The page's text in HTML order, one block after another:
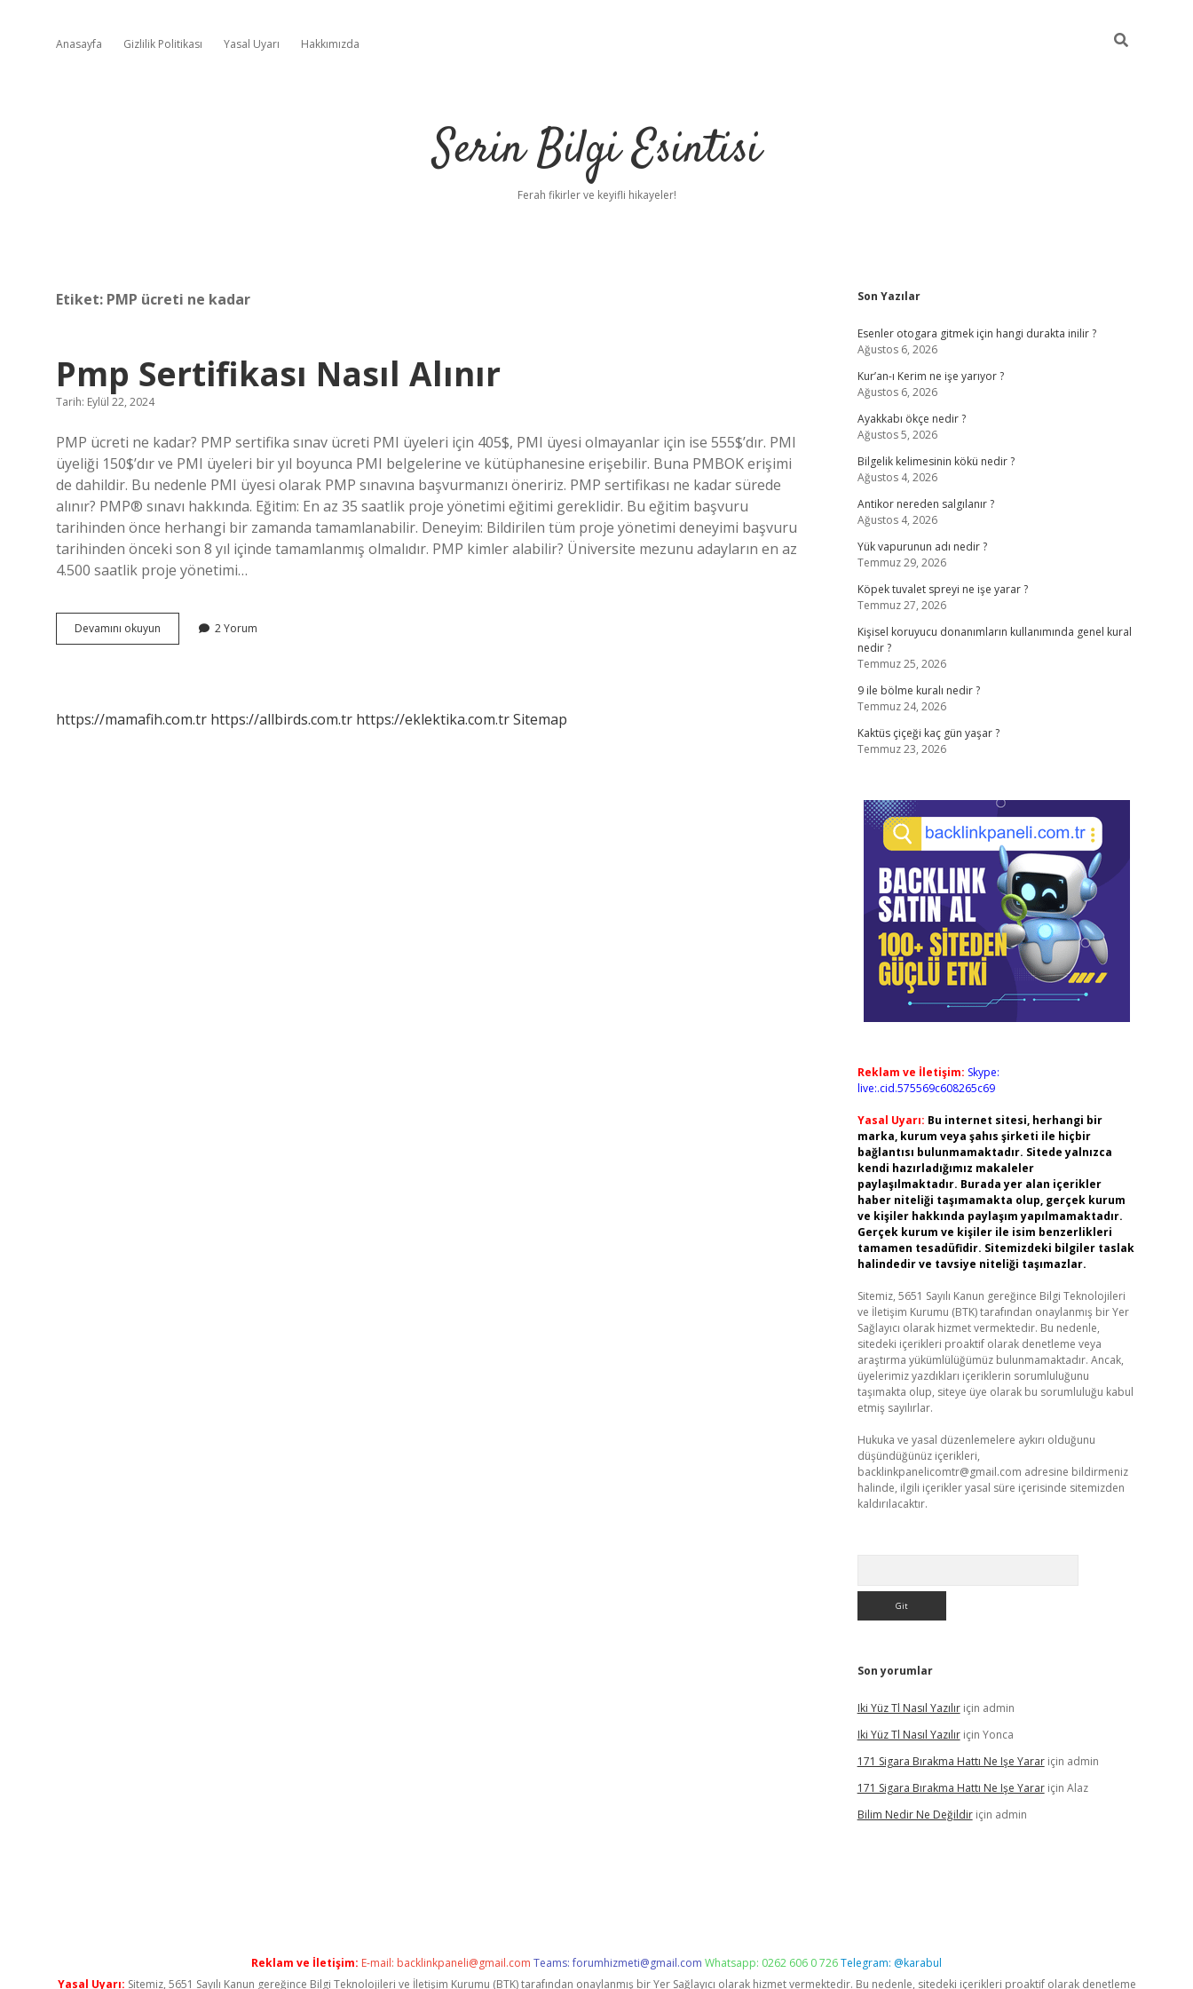
Anasayfa Gizlilik Politikası Yasal Uyarı Hakkımızda
Serin Bilgi Esintisi
Ferah fikirler ve keyifli hikayeler!
Etiket: PMP ücreti ne kadar
Pmp Sertifikası Nasıl Alınır
Tarih: Eylül 22, 2024
PMP ücreti ne kadar? PMP sertifika sınav ücreti PMI üyeleri için 405$, PMI üyesi olmayanlar için ise 555$’dır. PMI
üyeliği 150$’dır ve PMI üyeleri bir yıl boyunca PMI belgelerine ve kütüphanesine erişebilir. Buna PMBOK erişimi
de dahildir. Bu nedenle PMI üyesi olarak PMP sınavına başvurmanızı öneririz. PMP sertifikası ne kadar sürede
alınır? PMP® sınavı hakkında. Eğitim: En az 35 saatlik proje yönetimi eğitimi gereklidir. Bu eğitim başvuru
tarihinden önce herhangi bir zamanda tamamlanabilir. Deneyim: Bildirilen tüm proje yönetimi deneyimi başvuru
tarihinden önceki son 8 yıl içinde tamamlanmış olmalıdır. PMP kimler alabilir? Üniversite mezunu adayların en az
4.500 saatlik proje yönetimi…
Devamını okuyun
Sertifikası
2 Yorum
https://mamafih.com.tr https://allbirds.com.tr https://eklektika.com.trSitemap
Sidebar
Son Yazılar
Esenler otogara gitmek için hangi durakta inilir ?
Ağustos 6, 2026
Kur’an-ı Kerim ne işe yarıyor ?
Ağustos 6, 2026
Ayakkabı ökçe nedir ?
Ağustos 5, 2026
Bilgelik kelimesinin kökü nedir ?
Ağustos 4, 2026
Antikor nereden salgılanır ?
Ağustos 4, 2026
Yük vapurunun adı nedir ?
Temmuz 29, 2026
Köpek tuvalet spreyi ne işe yarar ?
Temmuz 27, 2026
Kişisel koruyucu donanımların kullanımında genel kural
nedir ?
Temmuz 25, 2026
9 ile bölme kuralı nedir ?
Temmuz 24, 2026
Kaktüs çiçeği kaç gün yaşar ?
Temmuz 23, 2026
Reklam ve İletişim: Skype:
live:.cid.575569c608265c69
Yasal Uyarı: Bu internet sitesi, herhangi bir
marka, kurum veya şahıs şirketi ile hiçbir
bağlantısı bulunmamaktadır. Sitede yalnızca
kendi hazırladığımız makaleler
paylaşılmaktadır. Burada yer alan içerikler
haber niteliği taşımamakta olup, gerçek kurum
ve kişiler hakkında paylaşım yapılmamaktadır.
Gerçek kurum ve kişiler ile isim benzerlikleri
tamamen tesadüfidir. Sitemizdeki bilgiler taslak
halindedir ve tavsiye niteliği taşımazlar.
Sitemiz, 5651 Sayılı Kanun gereğince Bilgi Teknolojileri
ve İletişim Kurumu (BTK) tarafından onaylanmış bir Yer
Sağlayıcı olarak hizmet vermektedir. Bu nedenle,
sitedeki içerikleri proaktif olarak denetleme veya
araştırma yükümlülüğümüz bulunmamaktadır. Ancak,
üyelerimiz yazdıkları içeriklerin sorumluluğunu
taşımakta olup, siteye üye olarak bu sorumluluğu kabul
etmiş sayılırlar.
Hukuka ve yasal düzenlemelere aykırı olduğunu
düşündüğünüz içerikleri,
backlinkpanelicomtr@gmail.com adresine bildirmeniz
halinde, ilgili içerikler yasal süre içerisinde sitemizden
kaldırılacaktır.
Son yorumlar
Iki Yüz Tl Nasıl Yazılıriçin admin
Iki Yüz Tl Nasıl Yazılıriçin Yonca
171 Sigara Bırakma Hattı Ne Işe Yarariçin admin
171 Sigara Bırakma Hattı Ne Işe Yarariçin Alaz
Bilim Nedir Ne Değildiriçin admin
Reklam ve İletişim: E-mail: backlinkpaneli@gmail.com Teams:forumhizmeti@gmail.com Whatsapp: 0262 606 0 726Telegram: @karabul
Yasal Uyarı: Sitemiz, 5651 Sayılı Kanun gereğince Bilgi Teknolojileri ve İletişim Kurumu (BTK) tarafından onaylanmış bir Yer Sağlayıcı olarak hizmet vermektedir. Bu nedenle, sitedeki içerikleri proaktif olarak denetleme